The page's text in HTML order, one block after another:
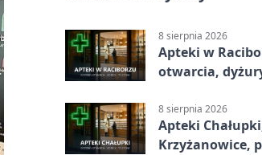
8 sierpnia 2026
Apteki w
otwarcia,
8 sierpnia 2026
Apteki
Krzyżanowice,